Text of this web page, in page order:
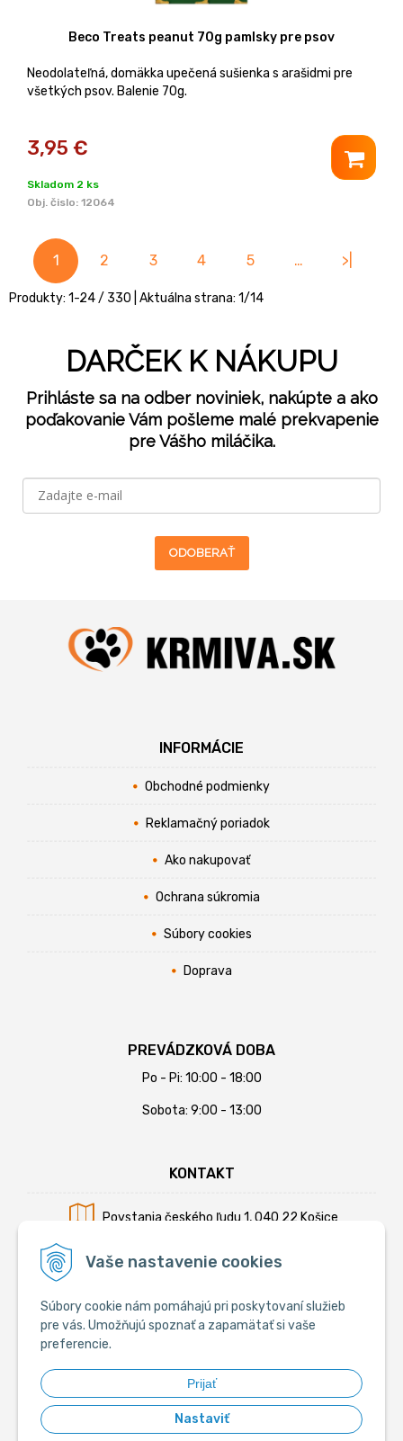
Vaše nastavenie cookies
Súbory cookie nám pomáhajú pri poskytovaní služieb
pre vás. Umožňujú spoznať a zapamätať si vaše
preferencie.
Prijať
Nastaviť
Beco Treats peanut 70g pamlsky pre psov
Neodolateľná, domäkka upečená sušienka s arašidmi pre
všetkých psov. Balenie 70g.
3,95 €
Skladom 2 ks
Obj. čislo: 12064
1 2 3 4 5 … >|
Produkty: 1-24/ 330 | Aktuálna strana: 1/14
DARČEK K NÁKUPU
Prihláste sa na odber noviniek, nakúpte a ako
poďakovanie Vám pošleme malé prekvapenie
pre Vášho miláčika.
ODOBERAŤ
INFORMÁCIE
Obchodné podmienky
Reklamačný poriadok
Ako nakupovať
Ochrana súkromia
Súbory cookies
Doprava
PREVÁDZKOVÁ DOBA
Po - Pi: 10:00 - 18:00
Sobota: 9:00 - 13:00
KONTAKT
Povstania českého ľudu 1, 040 22 Košice
Mobil:+421 902 794 355
E-mail:info@krmiva.sk